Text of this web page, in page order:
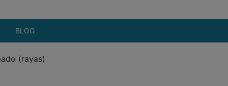
BLOG
(rayas)